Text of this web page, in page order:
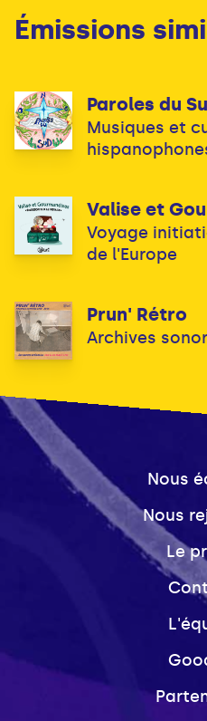
Émissions
Paroles du
Musiques et
Valise et
Voyage
de l'Europe
Prun' Rétro
Archives
Nous
Nous
Le